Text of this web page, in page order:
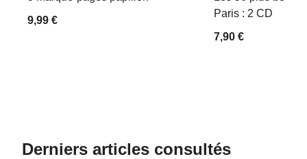
9,99 €
Paris : 2 CD
7,90 €
Derniers articles consultés